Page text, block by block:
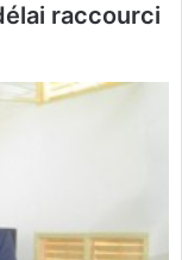
raccourci